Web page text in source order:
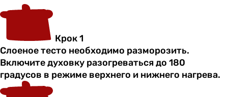
Крок 1
Слоеное тесто необходимо разморозить.
Включите духовку разогреваться до 180
градусов в режиме верхнего и нижнего нагрева.